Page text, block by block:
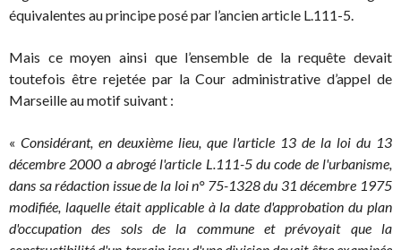
équivalentes au principe posé par l’ancien article L.111-5.
Mais ce moyen ainsi que l’ensemble de la requête devait
toutefois être rejetée par la Cour administrative d’appel de
Marseille au motif suivant :
«Considérant, en deuxième lieu, que l'article 13 de la loi du 13
décembre 2000 a abrogé l'article L.111-5 du code de l'urbanisme,
dans sa rédaction issue de la loi n° 75-1328 du 31 décembre 1975
modifiée, laquelle était applicable à la date d'approbation du plan
d'occupation des sols de la commune et prévoyait que la